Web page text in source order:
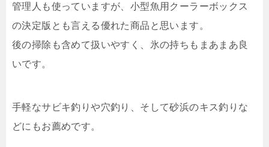
管理人も使っていますが、小型魚用クーラーボックス
の決定版とも言える優れた商品と思います。
後の掃除も含めて扱いやすく、氷の持ちもまあまあ良
いです。
手軽なサビキ釣りや穴釣り、そして砂浜のキス釣りな
どにもお薦めです。